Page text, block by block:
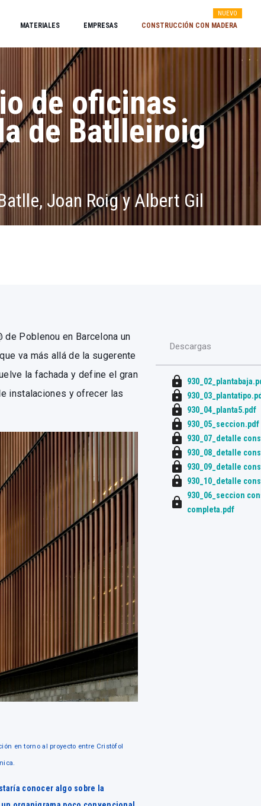
MATERIALES EMPRESAS CONSTRUCCIÓN CON MADERA
NUEVO
de oficinas
de Batlleiroig
Joan Roig y Albert Gil
Poblenou en Barcelona un
va más allá de la sugerente
la fachada y define el gran
instalaciones y ofrecer las
en torno al proyecto entre Cristòfol
conocer algo sobre la
Descargas
lock
lock
lock 930_04_planta5.pdf
lock 930_05_seccion.pdf
lock 930_07_detalle
lock 930_08_detalle
lock 930_09_detalle
lock 930_10_detalle
lock
930_06_seccion
completa.pdf